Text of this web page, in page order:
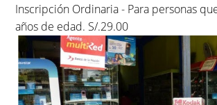
Inscripción Ordinaria - Para personas
años de edad. S/.29.00